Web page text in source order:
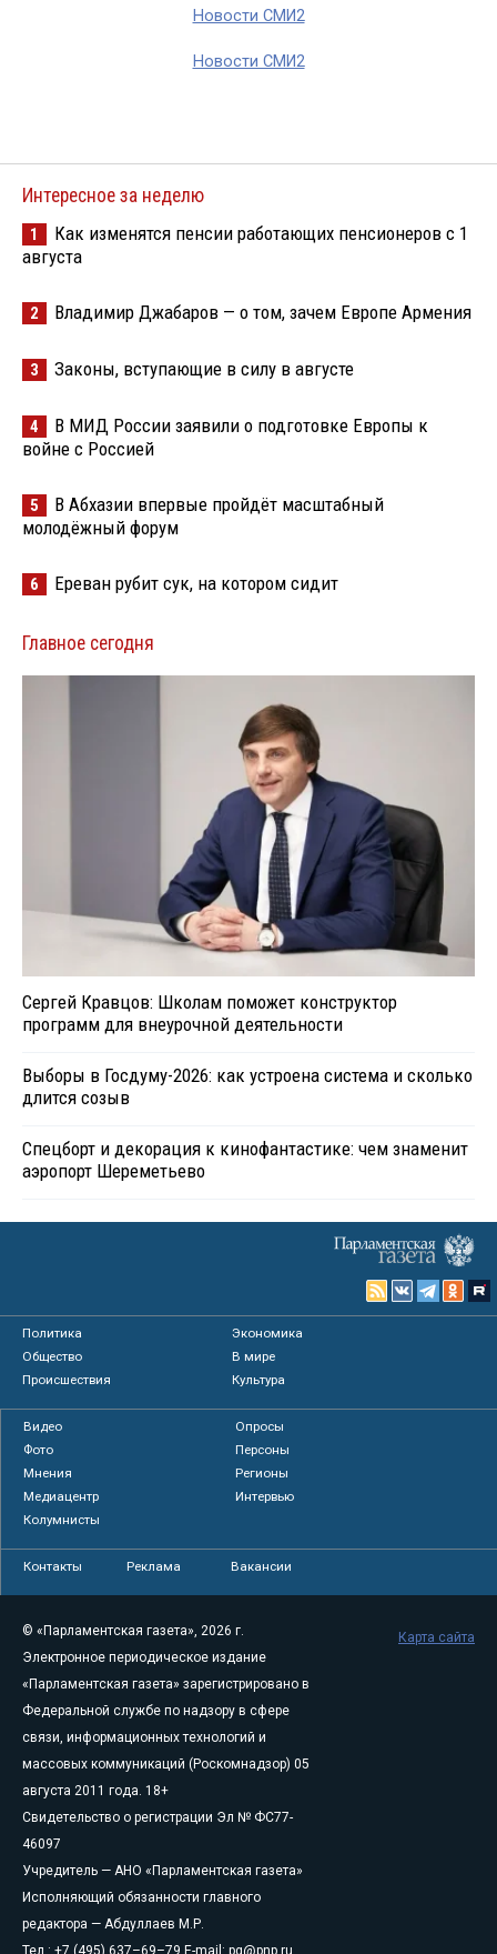
Новости СМИ2
Новости СМИ2
Интересное за неделю
1
Как изменятся пенсии работающих пенсионеров с 1
августа
2 Владимир Джабаров — о том, зачем Европе Армения
3 Законы, вступающие в силу в августе
4
В МИД России заявили о подготовке Европы к
войне с Россией
5
В Абхазии впервые пройдёт масштабный
молодёжный форум
6 Ереван рубит сук, на котором сидит
Главное сегодня
Сергей Кравцов: Школам поможет конструктор
программ для внеурочной деятельности
Выборы в Госдуму-2026: как устроена система и сколько
длится созыв
Спецборт и декорация к кинофантастике: чем знаменит
аэропорт Шереметьево
Политика
Экономика
Общество
В мире
Происшествия
Культура
Видео
Опросы
Фото
Персоны
Мнения
Регионы
Медиацентр
Интервью
Колумнисты
Контакты Реклама Вакансии
© «Парламентская газета», 2026 г.
Электронное периодическое издание
«Парламентская газета» зарегистрировано в
Федеральной службе по надзору в сфере
связи, информационных технологий и
массовых коммуникаций (Роскомнадзор) 05
августа 2011 года. 18+
Свидетельство о регистрации Эл № ФС77-
46097
Учредитель — АНО «Парламентская газета»
Исполняющий обязанности главного
редактора — Абдуллаев М.Р.
Тел.: +7 (495) 637–69–79 E-mail: pg@pnp.ru
Карта сайта